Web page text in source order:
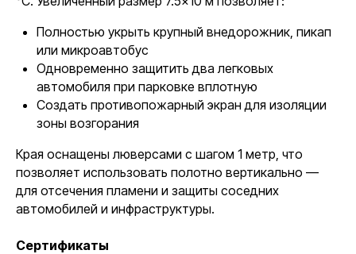
Полностью укрыть крупный внедорожник, пикап
или микроавтобус
Одновременно защитить два легковых
автомобиля при парковке вплотную
Создать противопожарный экран для изоляции
зоны возгорания
Края оснащены люверсами с шагом 1 метр, что
позволяет использовать полотно вертикально —
для отсечения пламени и защиты соседних
автомобилей и инфраструктуры.
Сертификаты